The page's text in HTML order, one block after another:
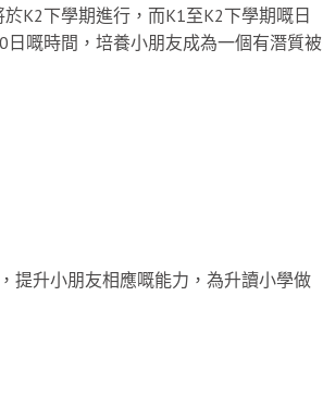
K2下學期進行，而K1至K2下學期嘅日
嘅時間，培養小朋友成為一個有潛質被
提升小朋友相應嘅能力，為升讀小學做